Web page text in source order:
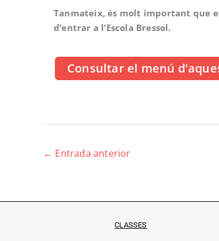
Tanmateix, és molt important que
d’entrar a l’Escola Bressol.
Consultar el menú
← Entrada anterior
CLASSES